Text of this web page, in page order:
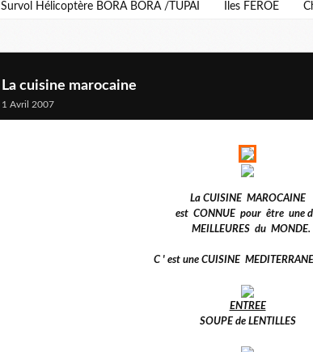
Survol Hélicoptère BORA BORA /TUPAI Iles FEROE
La cuisine marocaine
1 Avril 2007
La CUISINE MAROCAINE
est CONNUE pour être une
MEILLEURES du MONDE.
C ' est une CUISINE
ENTREE
SOUPE de LENTILLES